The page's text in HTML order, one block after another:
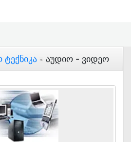
Აუდიო - Ვიდეო